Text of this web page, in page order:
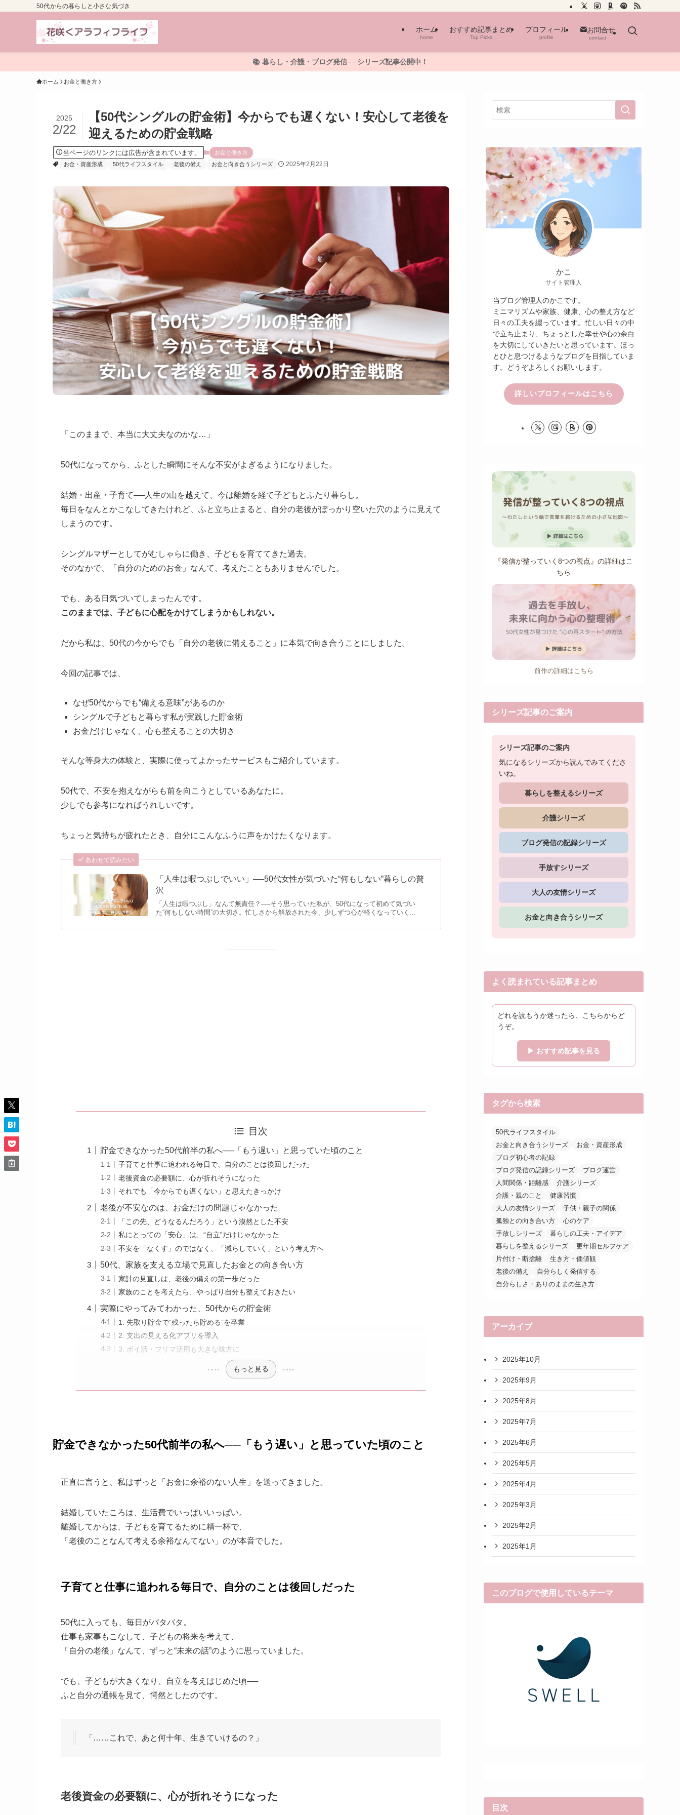
50代からの暮らしと小さな気づき
ホーム
home
おすすめ記事まとめ
Top Picks
プロフィール
profile
お問合せ
contact
📚 暮らし・介護・ブログ発信──シリーズ記事公開中！
ホーム お金と働き方
【50代シングルの貯金術】今からでも遅くない！安心して老後を
迎えるための貯金戦略
2025
2/22
当ページのリンクには広告が含まれています。
お金と働き方
お金・資産形成
50代ライフスタイル 老後の備え お金と向き合うシリーズ 2025年2月22日
「このままで、本当に大丈夫なのかな…」
50代になってから、ふとした瞬間にそんな不安がよぎるようになりました。
結婚・出産・子育て──人生の山を越えて、今は離婚を経て子どもとふたり暮らし。
毎日をなんとかこなしてきたけれど、ふと立ち止まると、自分の老後がぽっかり空いた穴のように見えて
しまうのです。
シングルマザーとしてがむしゃらに働き、子どもを育ててきた過去。
そのなかで、「自分のためのお金」なんて、考えたこともありませんでした。
でも、ある日気づいてしまったんです。
このままでは、子どもに心配をかけてしまうかもしれない。
だから私は、50代の今からでも「自分の老後に備えること」に本気で向き合うことにしました。
今回の記事では、
なぜ50代からでも“備える意味”があるのか
シングルで子どもと暮らす私が実践した貯金術
お金だけじゃなく、心も整えることの大切さ
そんな等身大の体験と、実際に使ってよかったサービスもご紹介しています。
50代で、不安を抱えながらも前を向こうとしているあなたに。
少しでも参考になればうれしいです。
ちょっと気持ちが疲れたとき、自分にこんなふうに声をかけたくなります。
あわせて読みたい
「人生は暇つぶしでいい」──50代女性が気づいた“何もしない”暮らしの贅
沢
「人生は暇つぶし」なんて無責任？──そう思っていた私が、50代になって初めて気づい
た“何もしない時間”の大切さ。忙しさから解放された今、少しずつ心が軽くなっていく...
目次
貯金できなかった50代前半の私へ──「もう遅い」と思っていた頃のこと
子育てと仕事に追われる毎日で、自分のことは後回しだった
老後資金の必要額に、心が折れそうになった
それでも「今からでも遅くない」と思えたきっかけ
老後が不安なのは、お金だけの問題じゃなかった
「この先、どうなるんだろう」という漠然とした不安
私にとっての「安心」は、“自立”だけじゃなかった
不安を「なくす」のではなく、「減らしていく」という考え方へ
50代、家族を支える立場で見直したお金との向き合い方
家計の見直しは、老後の備えの第一歩だった
家族のことを考えたら、やっぱり自分も整えておきたい
実際にやってみてわかった、50代からの貯金術
1. 先取り貯金で“残ったら貯める”を卒業
2. 支出の見える化アプリを導入
3. ポイ活・フリマ活用も大きな味方に
もっと見る
貯金できなかった50代前半の私へ──「もう遅い」と思っていた頃のこと
正直に言うと、私はずっと「お金に余裕のない人生」を送ってきました。
結婚していたころは、生活費でいっぱいいっぱい。
離婚してからは、子どもを育てるために精一杯で、
「老後のことなんて考える余裕なんてない」のが本音でした。
子育てと仕事に追われる毎日で、自分のことは後回しだった
50代に入っても、毎日がバタバタ。
仕事も家事もこなして、子どもの将来を考えて、
「自分の老後」なんて、ずっと“未来の話”のように思っていました。
でも、子どもが大きくなり、自立を考えはじめた頃──
ふと自分の通帳を見て、愕然としたのです。
「……これで、あと何十年、生きていけるの？」
老後資金の必要額に、心が折れそうになった
かこ
サイト管理人
当ブログ管理人のかこです。
ミニマリズムや家族、健康、心の整え方など
日々の工夫を綴っています。忙しい日々の中
で立ち止まり、ちょっとした幸せや心の余白
を大切にしていきたいと思っています。ほっ
とひと息つけるようなブログを目指していま
す。どうぞよろしくお願いします。
詳しいプロフィールはこちら
『発信が整っていく8つの視点』の詳細はこ
ちら
前作の詳細はこちら
シリーズ記事のご案内
シリーズ記事のご案内
気になるシリーズから読んでみてくださ
いね。
暮らしを整えるシリーズ
介護シリーズ
ブログ発信の記録シリーズ
手放すシリーズ
大人の友情シリーズ
お金と向き合うシリーズ
よく読まれている記事まとめ
どれを読もうか迷ったら、こちらからど
うぞ。
▶ おすすめ記事を見る
タグから検索
50代ライフスタイル
お金と向き合うシリーズ
お金・資産形成
ブログ初心者の記録
ブログ発信の記録シリーズ
ブログ運営
人間関係・距離感
介護シリーズ
介護・親のこと
健康習慣
大人の友情シリーズ
子供・親子の関係
孤独との向き合い方
心のケア
手放しシリーズ
暮らしの工夫・アイデア
暮らしを整えるシリーズ
更年期セルフケア
片付け・断捨離
生き方・価値観
老後の備え
自分らしく発信する
自分らしさ・ありのままの生き方
アーカイブ
2025年10月
2025年9月
2025年8月
2025年7月
2025年6月
2025年5月
2025年4月
2025年3月
2025年2月
2025年1月
このブログで使用しているテーマ
目次